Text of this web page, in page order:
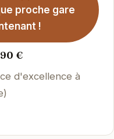
proche gare
!
€
d'excellence à